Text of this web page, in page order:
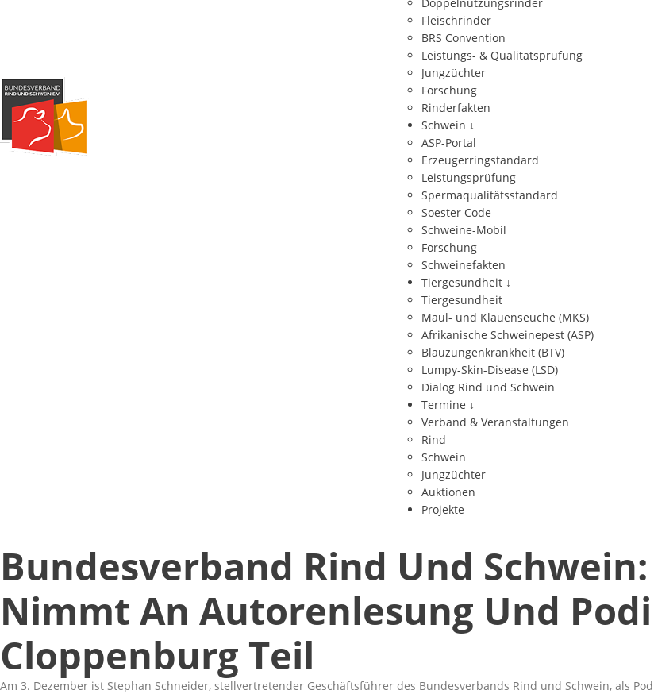
Fleischrinder
BRS Convention
Leistungs- & Qualitätsprüfung
Jungzüchter
Forschung
Rinderfakten
Schwein ↓
ASP-Portal
Erzeugerringstandard
Leistungsprüfung
Spermaqualitätsstandard
Soester Code
Schweine-Mobil
Forschung
Schweinefakten
Tiergesundheit ↓
Tiergesundheit
Maul- und Klauenseuche (MKS)
Afrikanische Schweinepest (ASP)
Blauzungenkrankheit (BTV)
Lumpy-Skin-Disease (LSD)
Dialog Rind und Schwein
Termine ↓
Verband & Veranstaltungen
Rind
Schwein
Jungzüchter
Auktionen
Projekte
Bundesverband Rind Und
Nimmt An Autorenlesung Und
Cloppenburg Teil
Am 3. Dezember ist Stephan Schneider, stellvertretender Geschäftsführer des Bundesverbands Rind und Schwein, als